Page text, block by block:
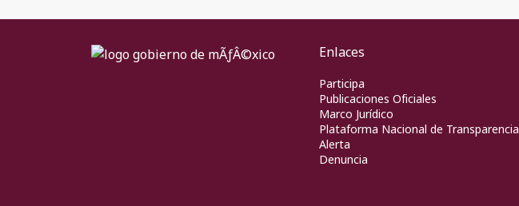
Enlaces
Participa
Publicaciones Oficiales
Marco Jurídico
Plataforma Nacional de Transparencia
Alerta
Denuncia